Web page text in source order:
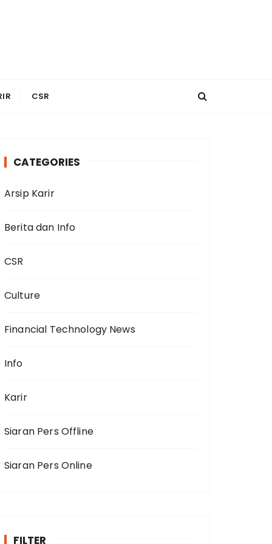
CSR
CATEGORIES
Arsip Karir
Berita dan Info
CSR
Culture
Financial Technology News
Info
Karir
Siaran Pers Offline
Siaran Pers Online
FILTER